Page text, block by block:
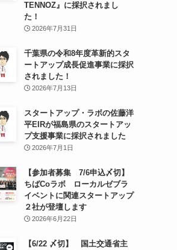
TENNOZ』に採択されまし
た！
2026年7月31日
千葉県の令和8年度⾰新的スタ
ートアップ成⻑促進事業に採択
されました！
2026年7月13日
スタートアップ・ラボの佐藤洋
平EIRが福島県のスタートアッ
プ支援事業に採択されました
2026年7月1日
【参加者募集 7/6申込〆切】
ちばCoラボ ローカルゼブラ
イベントに関連スタートアップ
２社が登壇します
2026年6月22日
【6/22 〆切】 国土交通省主